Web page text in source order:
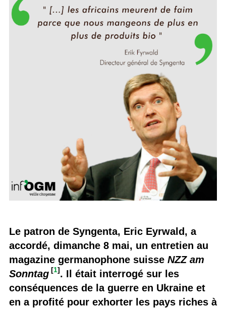
Le patron de Syngenta, Eric Eyrwald, a
accordé, dimanche 8 mai, un entretien au
magazine germanophone suisse NZZ am
Sonntag [1]. Il était interrogé sur les
conséquences de la guerre en Ukraine et
en a profité pour exhorter les pays riches à